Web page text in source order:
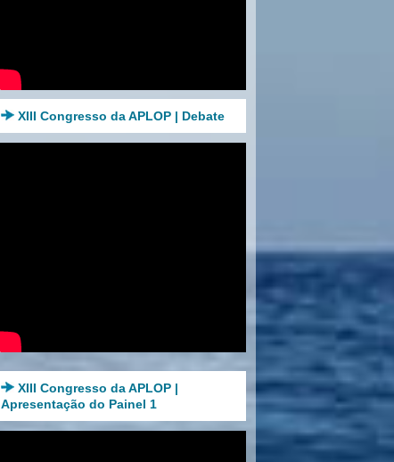
XIII Congresso da APLOP | Debate
XIII Congresso da APLOP |
Apresentação do Painel 1